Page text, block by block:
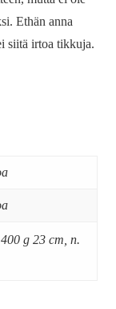
Ethän anna
siitä irtoa tikkuja.
g 23 cm, n.